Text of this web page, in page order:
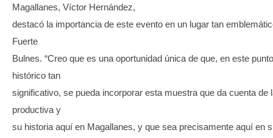
Magallanes, Víctor Hernández,
destacó la importancia de este evento en un lugar tan
Fuerte
Bulnes. “Creo que es una oportunidad única de que, en este punto
histórico tan
significativo, se pueda incorporar esta muestra que da cuenta de
productiva y
su historia aquí en Magallanes, y que sea precisamente aquí en